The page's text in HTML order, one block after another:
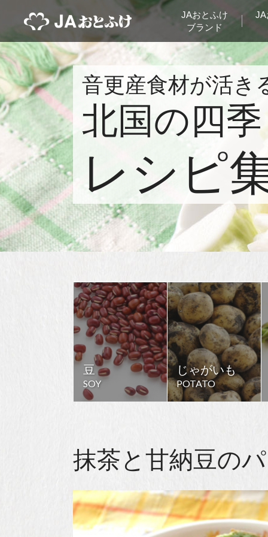
JAおとふけ
ブランド
JA
音更産食材が活き
北国の四季
レシピ
豆
SOY
じゃがいも
POTATO
抹茶と甘納豆の